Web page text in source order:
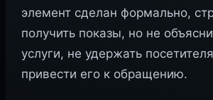
элемент сделан формально,
получить показы, но не
услуги, не удержать
привести его к обращению.